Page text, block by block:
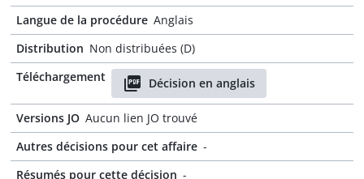
Langue de la procédure Anglais
Distribution Non distribuées (D)
Téléchargement
Décision en anglais
Versions JO Aucun lien JO trouvé
Autres décisions pour cet affaire -
Résumés pour cette décision -